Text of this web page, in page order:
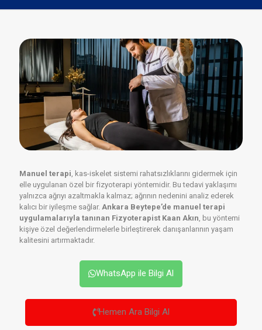
Manuel terapi, kas-iskelet sistemi rahatsızlıklarını gidermek için
elle uygulanan özel bir fizyoterapi yöntemidir. Bu tedavi yaklaşımı
yalnızca ağrıyı azaltmakla kalmaz; ağrının nedenini analiz ederek
kalıcı bir iyileşme sağlar. Ankara Beytepe’de manuel terapi
uygulamalarıyla tanınan Fizyoterapist Kaan Akın, bu yöntemi
kişiye özel değerlendirmelerle birleştirerek danışanlarının yaşam
kalitesini artırmaktadır.
WhatsApp ile Bilgi Al
Hemen Ara Bilgi Al